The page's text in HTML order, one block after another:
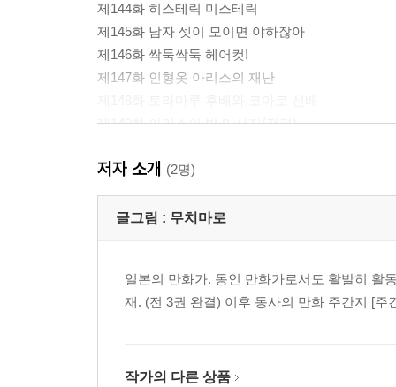
제144화 히스테릭 미스테릭
제145화 남자 셋이 모이면 야하잖아
제146화 싹둑싹둑 헤어컷!
제147화 인형옷 아리스의 재난
제149화 아리스의 발 마사지(전편)
보너스
진짜 보너스
저자 소개 (2명)
글그림 : 무치마로
일본의 만화가. 동인 만화가로서도 활발히 활
재. (전 3권 완결) 이후 동사의 만화 주간지 [
작가의 다른 상품